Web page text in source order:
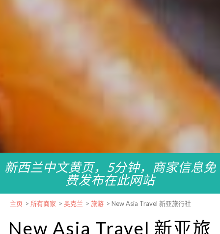
新西兰中文黄页，5分钟，商家信息免
费发布在此网站
主页 > 所有商家 > 奥克兰 > 旅游 > New Asia Travel 新亚旅行社
New Asia Travel 新亚旅